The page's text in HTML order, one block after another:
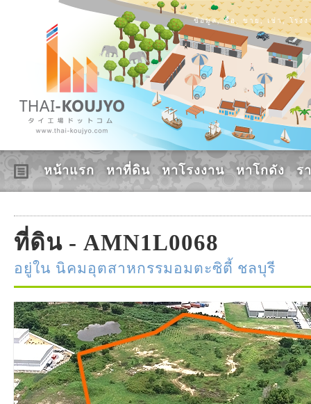
ข้อมูล, ซื้อ, ขาย, เช่า, โรง
หน้าแรก หาที่ดิน หาโรงงาน หาโกดัง ร
ที่ดิน - AMN1L0068
อยู่ใน นิคมอุตสาหกรรมอมตะซิตี้ ชลบุรี